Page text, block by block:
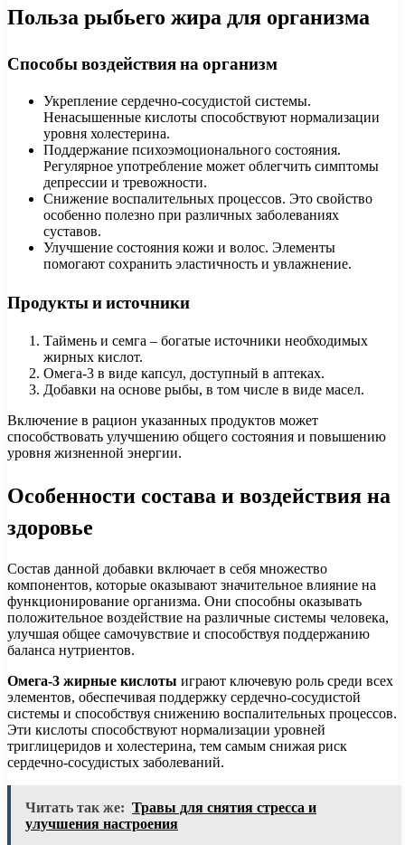
Польза рыбьего жира для организма
Способы воздействия на организм
Укрепление сердечно-сосудистой системы.
Ненасышенные кислоты способствуют нормализации
уровня холестерина.
Поддержание психоэмоционального состояния.
Регулярное употребление может облегчить симптомы
депрессии и тревожности.
Снижение воспалительных процессов. Это свойство
особенно полезно при различных заболеваниях
суставов.
Улучшение состояния кожи и волос. Элементы
помогают сохранить эластичность и увлажнение.
Продукты и источники
Таймень и семга – богатые источники необходимых
жирных кислот.
Омега-3 в виде капсул, доступный в аптеках.
Добавки на основе рыбы, в том числе в виде масел.
Включение в рацион указанных продуктов может
способствовать улучшению общего состояния и повышению
уровня жизненной энергии.
Особенности состава и воздействия на
здоровье
Состав данной добавки включает в себя множество
компонентов, которые оказывают значительное влияние на
функционирование организма. Они способны оказывать
положительное воздействие на различные системы человека,
улучшая общее самочувствие и способствуя поддержанию
баланса нутриентов.
Омега-3 жирные кислоты играют ключевую роль среди всех
элементов, обеспечивая поддержку сердечно-сосудистой
системы и способствуя снижению воспалительных процессов.
Эти кислоты способствуют нормализации уровней
триглицеридов и холестерина, тем самым снижая риск
сердечно-сосудистых заболеваний.
Читать так же: Травы для снятия стресса и
улучшения настроения